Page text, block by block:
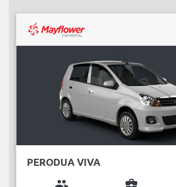
PERODUA VIVA
group business_center